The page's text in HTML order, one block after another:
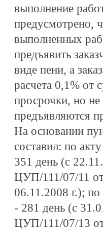
выполнение
предусмотрено,
выполненных
предъявить
виде пени, а
расчета 0,1% от
просрочки, но
предъявляются
На основании
составил: по
351 день (с
ЦУП/111/07/11 от
06.11.2008 г.);
- 281 день (с
ЦУП/111/07/13 от